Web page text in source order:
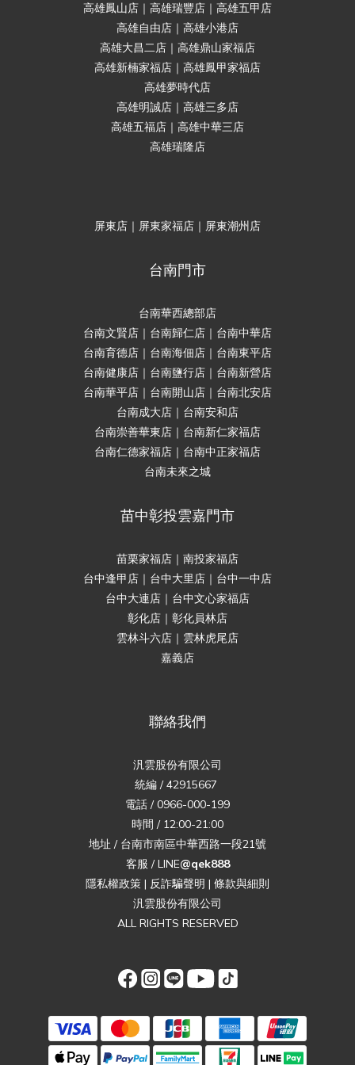
高雄鳳山店｜高雄瑞豐店｜高雄五甲店
高雄自由店｜高雄小港店
高雄大昌二店｜高雄鼎山家福店
高雄新楠家福店｜高雄鳳甲家福店
高雄夢時代店
高雄明誠店｜高雄三多店
高雄五福店｜高雄中華三店
高雄瑞隆店
屏東店｜屏東家福店｜屏東潮州店
台南門市
台南華西總部店
台南文賢店｜台南歸仁店｜台南中華店
台南育德店｜台南海佃店｜台南東平店
台南健康店｜台南鹽行店｜台南新營店
台南華平店｜台南開山店｜台南北安店
台南成大店｜台南安和店
台南崇善華東店｜台南新仁家福店
台南仁德家福店｜台南中正家福店
台南未來之城
苗中彰投雲嘉門市
苗栗家福店｜南投家福店
台中逢甲店｜台中大里店｜台中一中店
台中大連店｜台中文心家福店
彰化店｜彰化員林店
雲林斗六店｜雲林虎尾店
嘉義店
聯絡我們
汎雲股份有限公司
統編 / 42915667
電話 / 0966-000-199
時間 / 12:00-21:00
地址 / 台南市南區中華西路一段21號
客服 / LINE@qek888
隱私權政策 | 反詐騙聲明 | 條款與細則
汎雲股份有限公司
ALL RIGHTS RESERVED